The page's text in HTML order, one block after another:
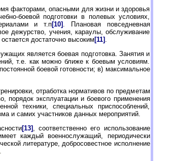
факторами, опасными для жизни и здоровья
боевой подготовки в полевых условиях,
и т.п[10] . Плановая повседневная
дежурство, учения, караулы, обслуживание
достаточно высоким [11] .
является боевая подготовка. Занятия и
т.е. как можно ближе к боевым условиям.
боевой готовности; в) максимальное
отработка нормативов по предметам
порядок эксплуатации и боевого применения
техники, специальных приспособлений,
и самих участников данных мероприятий.
[13] , соответственно его использование
каждый военнослужащий, периодически
литературе, добросовестное исполнение
.